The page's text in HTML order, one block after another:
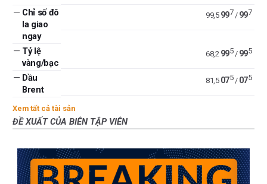
— Chỉ số đô
la giao
ngay
99,5 997 / 997
— Tỷ lệ
vàng/bạc
68,2 995/ 995
— Dầu
Brent
81,5 075/ 075
Xem tất cả tài sản
ĐỀ XUẤT CỦA BIÊN TẬP VIÊN